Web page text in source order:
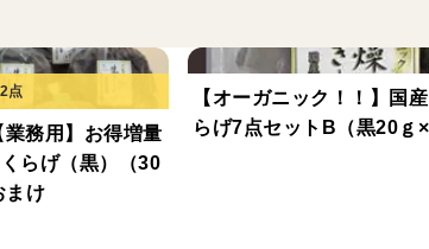
誠心誠意早めの対応を心掛けております
大変申し訳ございませんがご了承くださ
※沖縄・離島は別途ご相談ください。
務用】お得増量
らげ（黒）（30
まけ
【オーガニック！！】国
らげ7点セットB（黒20ｇ